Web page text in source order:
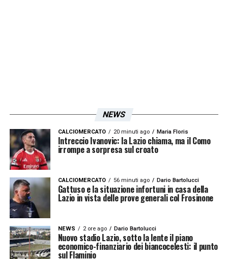
mentre i rossoblù vogliono confermare i
progressi e allontanarsi definitivamente dalle
zone calde.LEGGI ANCHE >>> Ultimissime
Lazio: ecco le novità in casa biancoceleste
LA PLAYLIST DELLE NOSTRE TOP NEWS
NEWS
CALCIOMERCATO 20 minuti ago Maria Floris
Intreccio Ivanovic: la Lazio chiama, ma il Como
irrompe a sorpresa sul croato
CALCIOMERCATO 56 minuti ago Dario Bartolucci
Gattuso e la situazione infortuni in casa della
Lazio in vista delle prove generali col Frosinone
NEWS 2 ore ago Dario Bartolucci
Nuovo stadio Lazio, sotto la lente il piano
economico-finanziario dei biancocelesti: il punto
sul Flaminio